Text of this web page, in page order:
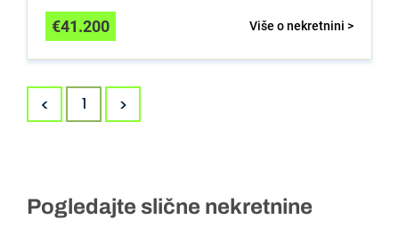
Više o nekretnini >
€41.200
< 1 >
Pogledajte slične nekretnine